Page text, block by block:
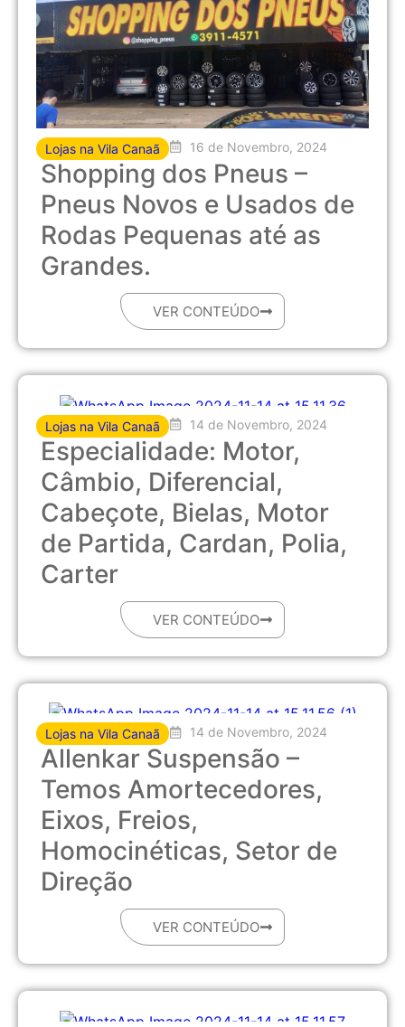
Lojas na Vila Canaã 16 de Novembro, 2024
Shopping dos Pneus –
Pneus Novos e Usados de
Rodas Pequenas até as
Grandes.
VER CONTEÚDO
Lojas na Vila Canaã 14 de Novembro, 2024
Especialidade: Motor,
Câmbio, Diferencial,
Cabeçote, Bielas, Motor
de Partida, Cardan, Polia,
Carter
VER CONTEÚDO
Lojas na Vila Canaã 14 de Novembro, 2024
Allenkar Suspensão –
Temos Amortecedores,
Eixos, Freios,
Homocinéticas, Setor de
Direção
VER CONTEÚDO